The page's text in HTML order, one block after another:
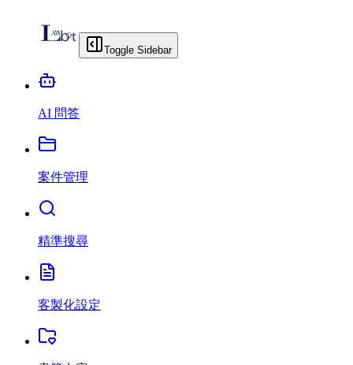
Toggle Sidebar
AI 問答
案件管理
精準搜尋
客製化設定